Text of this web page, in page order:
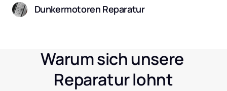
Dunkermotoren Reparatur
Warum sich unsere
Reparatur lohnt